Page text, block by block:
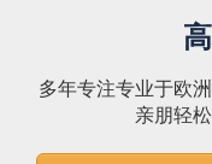
多年专注专业于欧
亲朋轻